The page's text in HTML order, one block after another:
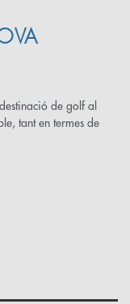
de golf al
tant en termes de